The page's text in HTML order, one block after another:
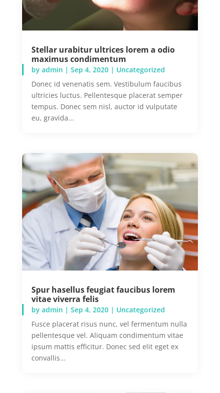
Stellar urabitur ultrices lorem a odio
maximus condimentum
by admin | Sep 4, 2020| Uncategorized
Donec id venenatis sem. Vestibulum faucibus
ultricies luctus. Pellentesque placerat semper
tempus. Donec sem nisl, auctor id vulputate
eu, gravida...
Spur hasellus feugiat faucibus lorem
vitae viverra felis
by admin | Sep 4, 2020| Uncategorized
Fusce placerat risus nunc, vel fermentum nulla
pellentesque vel. Aliquam condimentum vitae
ipsum mattis efficitur. Donec sed elit eget ex
convallis...